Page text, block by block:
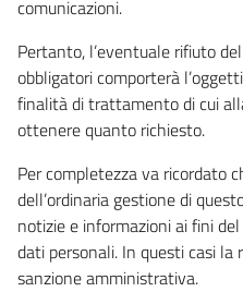
comunicazioni.
Pertanto, l’eventuale rifiuto
obbligatori comporterà
finalità di trattamento di cui
ottenere quanto richiesto.
Per completezza va ricordato
dell’ordinaria gestione di
notizie e informazioni ai fini
dati personali. In questi casi la
sanzione amministrativa.